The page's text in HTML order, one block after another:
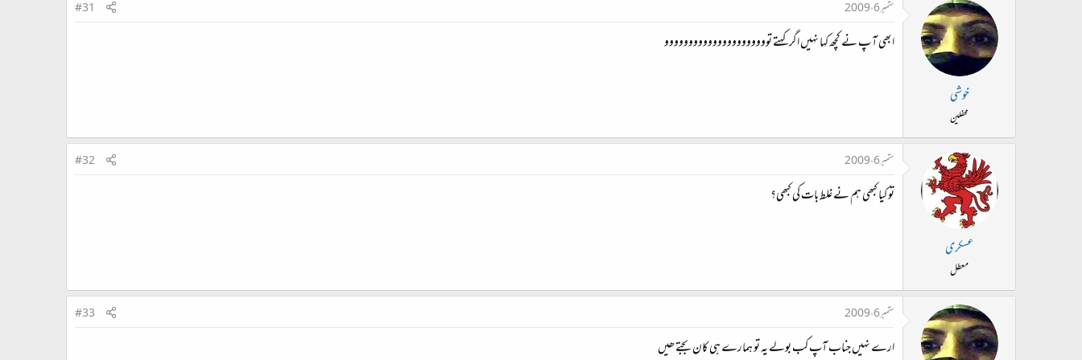
خوشی
محفلین
ستمبر 6، 2009 #31
ابھی آ پ نے کچھ کہا نہیں اگر کہتے توووووووووووووووووووووو
عسکری
معطل
ستمبر 6، 2009 #32
تو کیا کبھی ہم نے غلط بات کی کبھی؟
ستمبر 6، 2009 #33
ارے نہیں جناب آپ کب بولے یہ تو ہمارے ہی کان بجتے ھیں